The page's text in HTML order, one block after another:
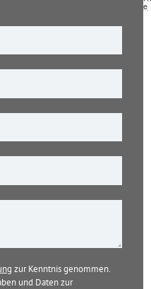
© OpenStreetMap-Mitwirkende
zur Kenntnis genommen.
und Daten zur